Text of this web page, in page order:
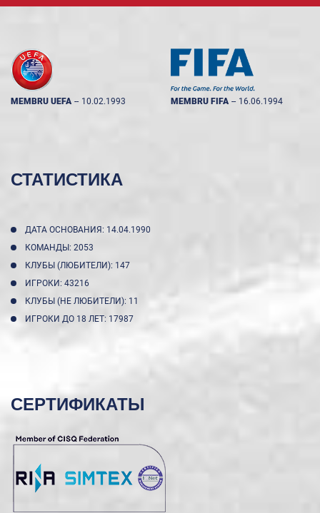
MEMBRU UEFA -- 10.02.1993 MEMBRU FIFA -- 16.06.1994
СТАТИСТИКА
ДАТА ОСНОВАНИЯ: 14.04.1990
КОМАНДЫ: 2053
КЛУБЫ (ЛЮБИТЕЛИ): 147
ИГРОКИ: 43216
КЛУБЫ (НЕ ЛЮБИТЕЛИ): 11
ИГРОКИ ДО 18 ЛЕТ: 17987
СЕРТИФИКАТЫ